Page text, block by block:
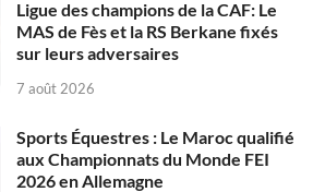
Ligue des champions de la CAF: Le
MAS de Fès et la RS Berkane fixés
sur leurs adversaires
7 août 2026
Sports Équestres : Le Maroc qualifié
aux Championnats du Monde FEI
2026 en Allemagne